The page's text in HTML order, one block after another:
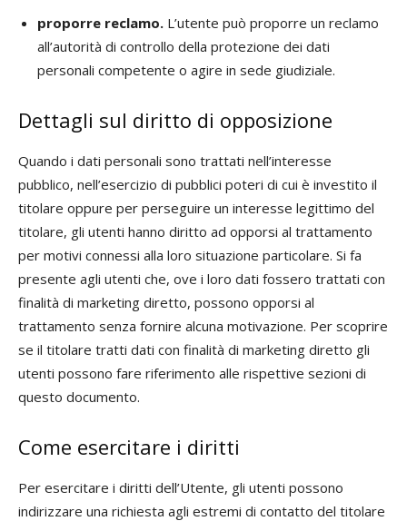
proporre reclamo. L’utente può proporre un reclamo
all’autorità di controllo della protezione dei dati
personali competente o agire in sede giudiziale.
Dettagli sul diritto di opposizione
Quando i dati personali sono trattati nell’interesse
pubblico, nell’esercizio di pubblici poteri di cui è investito il
titolare oppure per perseguire un interesse legittimo del
titolare, gli utenti hanno diritto ad opporsi al trattamento
per motivi connessi alla loro situazione particolare. Si fa
presente agli utenti che, ove i loro dati fossero trattati con
finalità di marketing diretto, possono opporsi al
trattamento senza fornire alcuna motivazione. Per scoprire
se il titolare tratti dati con finalità di marketing diretto gli
utenti possono fare riferimento alle rispettive sezioni di
questo documento.
Come esercitare i diritti
Per esercitare i diritti dell’Utente, gli utenti possono
indirizzare una richiesta agli estremi di contatto del titolare